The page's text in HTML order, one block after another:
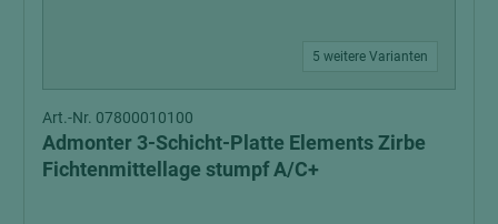
5 weitere Varianten
Art.-Nr. 07800010100
Admonter 3-Schicht-Platte Elements Zirbe
Fichtenmittellage stumpf A/C+